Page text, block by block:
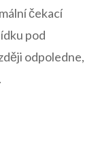
čekací
​pod
odpoledne,